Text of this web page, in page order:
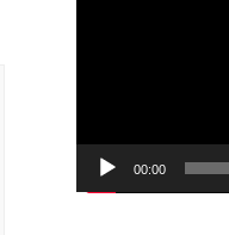
00:00